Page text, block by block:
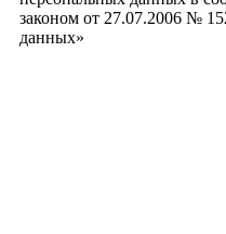
законом от 27.07.2006 №
данных»